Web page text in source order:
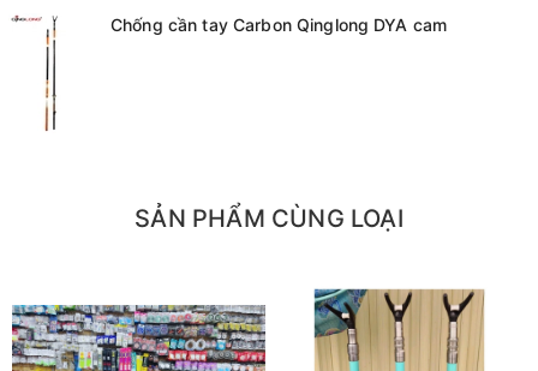
- Kết hợp phụ kiện định vị hợp kim độ cứng cao, dễ
dàng thao tác kéo ra thu vào, định vị 3 đốt, khóa chắc
chắn
kéo ra: 190cm - trọng lượng: 180gram
dài kéo ra: 190cm - trọng lượng: 245gram
- 2m7 - số đốt: 3 - chiều dài thu gọn: 116cm - chiều dài
Chống cần tay Carbon Qinglong DYA cam
SẢN PHẨM CÙNG LOẠI